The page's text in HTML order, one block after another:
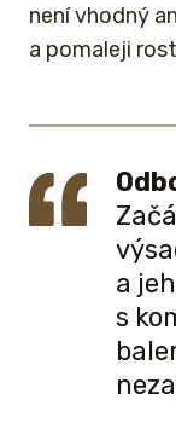
není vhodný
a pomaleji
a
s